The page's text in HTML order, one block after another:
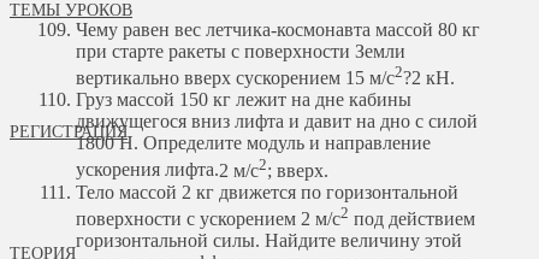
ТЕМЫ УРОКОВ
РЕГИСТРАЦИЯ
ТЕОРИЯ
Чему равен вес летчика-космонавта массой 80 кг
при старте ракеты с поверхности Земли
вертикально вверх сускорением 15 м/с2?2 кН.
Груз массой 150 кг лежит на дне кабины
движущегося вниз лифта и давит на дно с силой
1800 Н. Определите модуль и направление
ускорения лифта.2 м/с2; вверх.
Тело массой 2 кг движется по горизонтальной
поверхности с ускорением 2 м/с2 под действием
горизонтальной силы. Найдите величину этой